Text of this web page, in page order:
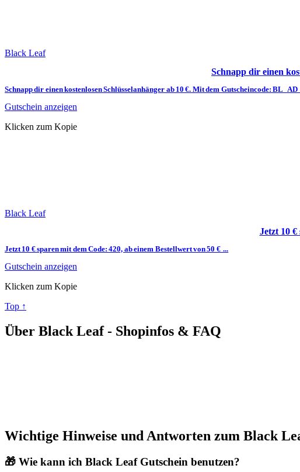
Black Leaf
Schnapp dir einen
Schnapp dir einen kostenlosen Schlüsselanhänger ab 10 €. Mit dem Gutscheincode: BL_AD
Gutschein anzeigen
Klicken zum Kopie
Black Leaf
Jetzt 10 €
Jetzt 10 € sparen mit dem Code: 420, ab einem Bestellwert von 50 € ...
Gutschein anzeigen
Klicken zum Kopie
Top ↑
Über Black Leaf - Shopinfos & FAQ
Wichtige Hinweise und Antworten zum Black
🎁 Wie kann ich Black Leaf Gutschein benutzen?